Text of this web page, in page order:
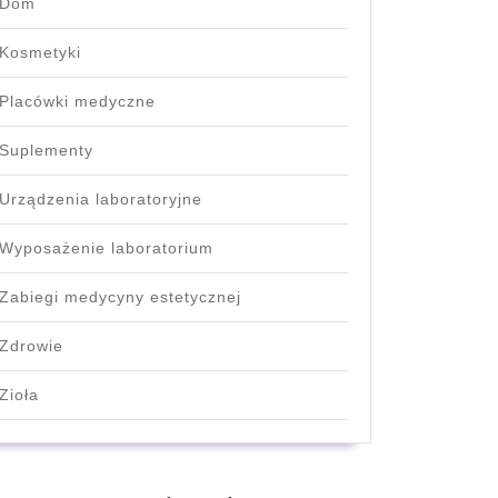
Kosmetyki
Placówki medyczne
Suplementy
Urządzenia laboratoryjne
Wyposażenie laboratorium
Zabiegi medycyny estetycznej
Zdrowie
Zioła